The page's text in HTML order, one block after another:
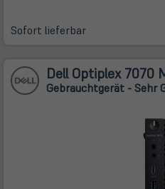
Sofort lieferbar
Dell Optiplex 7070
Gebrauchtgerät - Sehr